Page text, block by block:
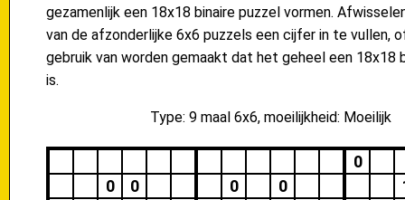
gezamenlijk een 18x18 binaire puzzel vormen.
van de afzonderlijke 6x6 puzzels een cijfer in te vullen,
gebruik van worden gemaakt dat het geheel een 18x18
is.
Type: 9 maal 6x6, moeilijkheid: Moeilijk
0
0
0 0 0